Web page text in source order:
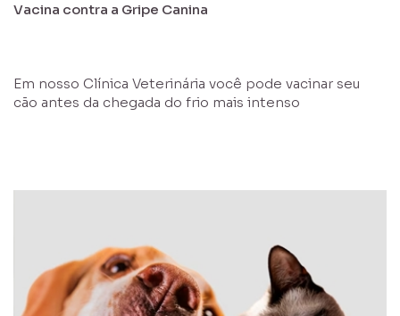
Vacina contra a Gripe Canina
Em nosso Clínica Veterinária você pode vacinar seu
cão antes da chegada do frio mais intenso